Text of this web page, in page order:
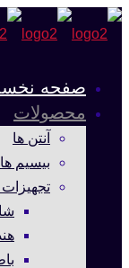
صفحه
محصولات
آنتن ها
بیسیم ها